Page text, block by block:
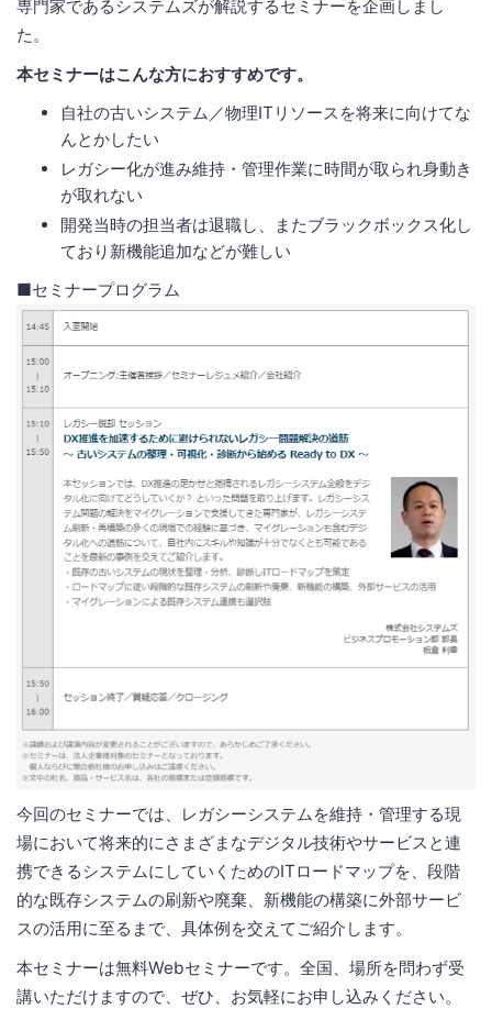
専門家であるシステムズが解説するセミナーを企画しまし
た。
本セミナーはこんな方におすすめです。
自社の古いシステム／物理ITリソースを将来に向けてな
んとかしたい
レガシー化が進み維持・管理作業に時間が取られ身動き
が取れない
開発当時の担当者は退職し、またブラックボックス化し
ており新機能追加などが難しい
■セミナープログラム
今回のセミナーでは、レガシーシステムを維持・管理する現
場において将来的にさまざまなデジタル技術やサービスと連
携できるシステムにしていくためのITロードマップを、段階
的な既存システムの刷新や廃棄、新機能の構築に外部サービ
スの活用に至るまで、具体例を交えてご紹介します。
本セミナーは無料Webセミナーです。全国、場所を問わず受
講いただけますので、ぜひ、お気軽にお申し込みください。